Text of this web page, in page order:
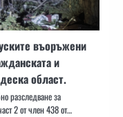
въоръжени
и
област.
разследване за
2 от член 438 от…